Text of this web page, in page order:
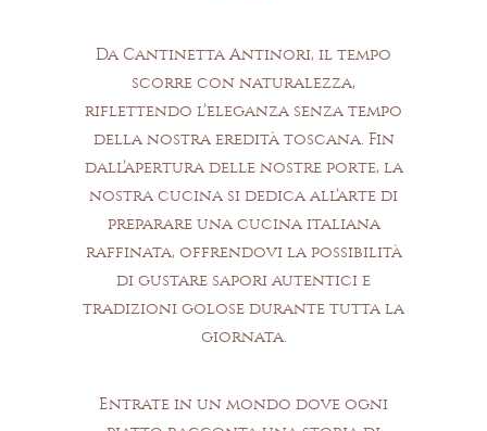
Da Cantinetta Antinori, il tempo
scorre con naturalezza,
riflettendo l’eleganza senza tempo
della nostra eredità toscana. Fin
dall’apertura delle nostre porte, la
nostra cucina si dedica all’arte di
preparare una cucina italiana
raffinata, offrendovi la possibilità
di gustare sapori autentici e
tradizioni golose durante tutta la
giornata.
Entrate in un mondo dove ogni